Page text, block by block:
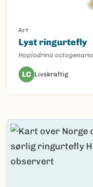
Art
Lyst ringurtefly
Hoplodrina octogenaria
LC Livskraftig